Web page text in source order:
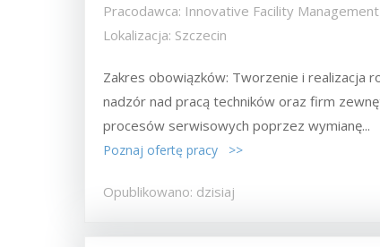
Pracodawca: Innovative Facility
Lokalizacja: Szczecin
Zakres obowiązków: Tworzenie i realizacja
nadzór nad pracą techników oraz firm
procesów serwisowych poprzez wymianę...
Poznaj ofertę pracy >>
Opublikowano: dzisiaj